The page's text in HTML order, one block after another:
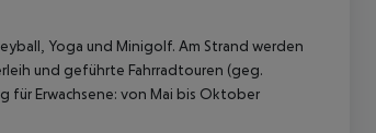
Yoga und Minigolf. Am Strand werden
und geführte Fahrradtouren (geg.
für Erwachsene: von Mai bis Oktober